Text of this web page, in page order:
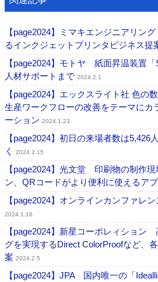
【page2024】ミマキエンジニアリン
るインクジェットプリンタビジネス提
【page2024】モトヤ 紙面昇温装置
人材サポートまで 2024.2.1
【page2024】エックスライト社 色の
生産ワークフローの改善をテーマにカ
ーション 2024.1.23
【page2024】初日の来場者数は5,426
く
2024.2.15
【page2024】光文堂 印刷物の制作
ン、QRコードがより便利に使えるア
【page2024】オンラインカンファレ
2024.1.16
【page2024】新星コーポレィション
グを実現するDirect ColorProofなど、
案 2024.2.5
【page2024】JPA 国内唯一の「